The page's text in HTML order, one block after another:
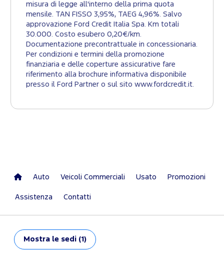
misura di legge all'interno della prima quota
mensile. TAN FISSO 3,95%, TAEG 4,96%. Salvo
approvazione Ford Credit Italia Spa. Km totali
30.000. Costo esubero 0,20€/km.
Documentazione precontrattuale in concessionaria.
Per condizioni e termini della promozione
finanziaria e delle coperture assicurative fare
riferimento alla brochure informativa disponibile
presso il Ford Partner o sul sito www.fordcredit.it.
Auto Veicoli Commerciali Usato Promozioni
Assistenza Contatti
Mostra le sedi (1)